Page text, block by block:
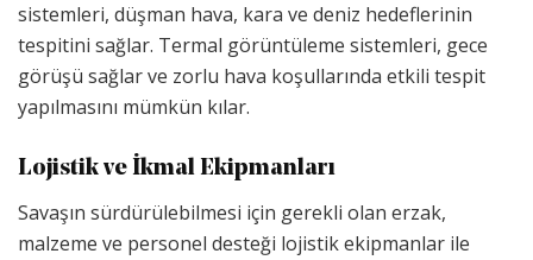
sistemleri, düşman hava, kara ve deniz hedeflerinin
tespitini sağlar. Termal görüntüleme sistemleri, gece
görüşü sağlar ve zorlu hava koşullarında etkili tespit
yapılmasını mümkün kılar.
Lojistik ve İkmal Ekipmanları
Savaşın sürdürülebilmesi için gerekli olan erzak,
malzeme ve personel desteği lojistik ekipmanlar ile